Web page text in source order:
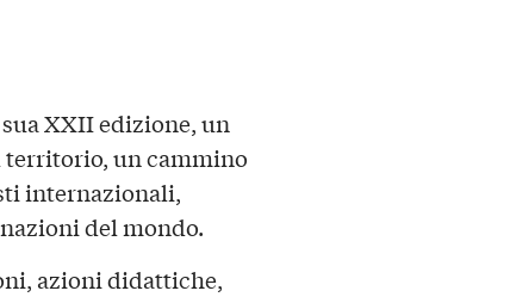
XXII edizione, un
territorio, un cammino
internazionali,
del mondo.
azioni didattiche,